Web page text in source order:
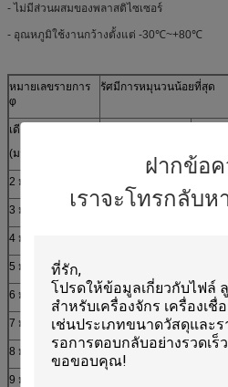
ฝากข้อ
เราจะโทรกลับห
- ไม่มีส่วนผสมของพลาสติไซเซอร์
- อุณหภูมิใช้งานกว้างตั้งแต่ -30℃~+80℃
หมายเลขรายการ
φ
รัศมีการหมุนวนน้อยที่สุด
เดีย
(มม.)
2 มม
3 มม 0.98 25
4 มม
5 มม
6 มม 1.97 50
7 มม 2.17 55
8 มม 2.56 65
9 มม